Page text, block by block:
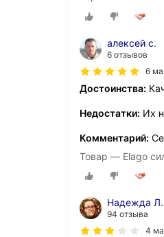
алексей с.
6 отзывов
6
Достоинства:
Недостатки: Их
Комментарий:
Товар — Elago
Надежда Л.
94 отзыва
4